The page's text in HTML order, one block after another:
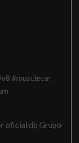
#musclecar
oficial do Grupo